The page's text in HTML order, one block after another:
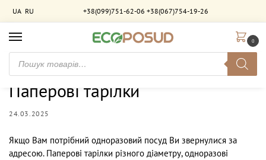
UA RU +38(099)751-62-06 +38(067)754-19-26
0
Головна / Новини / Паперові тарілки
Паперові тарілки
24.03.2025
Якщо Вам потрібний одноразовий посуд Ви звернулися за
адресою. Паперові тарілки різного діаметру, одноразові